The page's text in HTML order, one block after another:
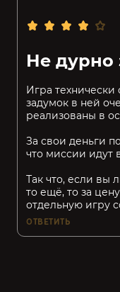
Не дурно
Игра технически
задумок в ней
реализованы в
За свои деньги
что миссии идут
Так что, если вы
то ещё, то за
отдельную игру
ОТВЕТИТЬ